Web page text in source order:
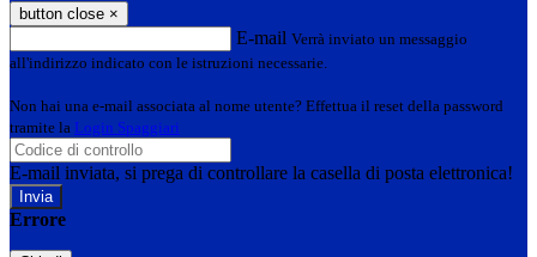
button close ×
E-mail Verrà inviato un messaggio
all'indirizzo indicato con le istruzioni necessarie.
Non hai una e-mail associata al nome utente? Effettua il reset della password
tramite la Login Spaggiari
E-mail inviata, si prega di controllare la casella di posta elettronica!
Errore